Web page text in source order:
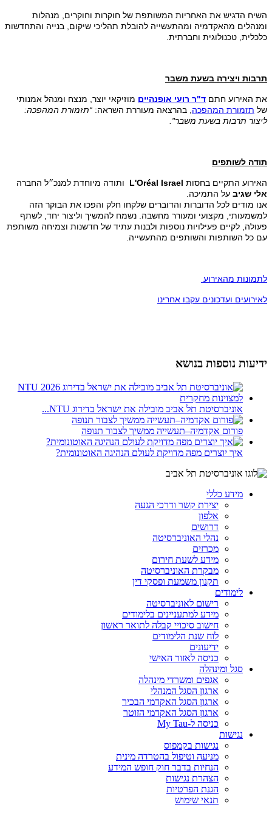
השיח הדגיש את האחריות המשותפת של חוקרות וחוקרים, מנהלות
ומנהלים מהאקדמיה ומהתעשייה להובלת תהליכי שיקום, בנייה והתחדשות
כלכלית, טכנולוגית וחברתית.
תרבות ויצירה בשעת משבר
את האירוע חתם ד"ר רועי אופנהיים מוזיקאי יוצר, מנצח ומנהל אמנותי
של תזמורת המהפכה , בהרצאה מעוררת השראה: “תזמורת המהפכה:
ליצור תרבות בשעת משבר".
תודה לשותפים
האירוע התקיים בחסות L'Oréal Israel ותודה מיוחדת למנכ״ל החברה
אלי שגיב על התמיכה.
אנו מודים לכל הדוברות והדוברים שלקחו חלק והפכו את הבוקר הזה
למשמעותי, מקצועי ומעורר מחשבה. נשמח להמשיך וליצור יחד, לשתף
פעולה, לקיים פעילויות נוספות ולבנות עתיד של חדשנות וצמיחה משותפת
עם כל השותפות והשותפים מהתעשייה.
לתמונות מהאירוע
לאירועים ועדכונים עקבו אחרינו
ידיעות נוספות בנושא
אוניברסיטת תל אביב מובילה את ישראל בדירוג NTU...
פורום אקדמיה–תעשייה ממשיך לצבור תנופה
איך יוצרים מפה מדויקת לעולם הנהיגה האוטונומית?
מידע כללי
יצירת קשר ודרכי הגעה
אלפון
דרושים
נהלי האוניברסיטה
מכרזים
מידע לשעת חירום
מבקרת האוניברסיטה
תקנון משמעת ופסקי דין
לימודים
רישום לאוניברסיטה
מידע למתעניינים בלימודים
חישוב סיכויי קבלה לתואר ראשון
לוח שנת הלימודים
ידיעונים
כניסה לאזור האישי
סגל ומינהלה
אגפים ומשרדי מינהלה
ארגון הסגל המנהלי
ארגון הסגל האקדמי הבכיר
ארגון הסגל האקדמי הזוטר
כניסה ל-My Tau
נגישות
נגישות בקמפוס
מניעה וטיפול בהטרדה מינית
הנחיות בדבר חוק חופש המידע
הצהרת נגישות
הגנת הפרטיות
תנאי שימוש